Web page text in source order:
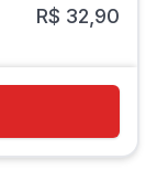
R$ 32,90